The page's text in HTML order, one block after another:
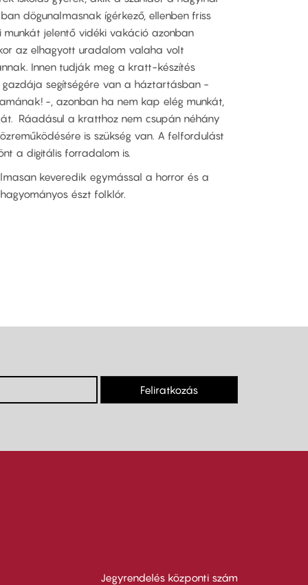
dögunalmasnak ígérkező, ellenben friss
munkát jelentő vidéki vakáció azonban
az elhagyott uradalom valaha volt
Innen tudják meg a kratt-készítés
gazdája segítségére van a háztartásban -
-, azonban ha nem kap elég munkát,
Ráadásul a kratthoz nem csupán néhány
is szükség van. A felfordulást
a digitális forradalom is.
keveredik egymással a horror és a
észt folklór.
Feliratkozás
Jegyrendelés központi szám